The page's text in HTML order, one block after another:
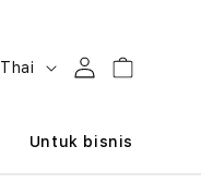
BThai MasukKeranjang
Untuk bisnis